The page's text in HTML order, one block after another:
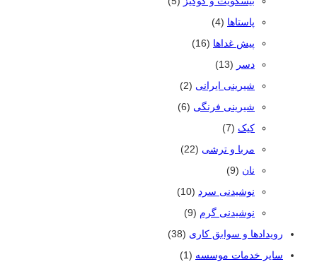
پاستاها (4)
پیش غداها (16)
دسر (13)
شیرینی ایرانی (2)
شیرینی فرنگی (6)
کیک (7)
مربا و ترشی (22)
نان (9)
نوشیدنی سرد (10)
نوشیدنی گرم (9)
رویدادها و سوابق کاری (38)
سایر خدمات موسسه (1)